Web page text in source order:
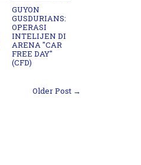
GUYON
GUSDURIANS:
OPERASI
INTELIJEN DI
ARENA "CAR
FREE DAY"
(CFD)
Older Post →